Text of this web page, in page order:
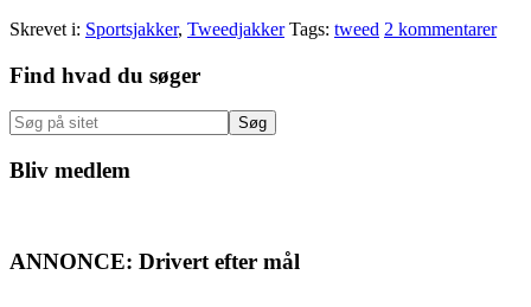
Skrevet i: Sportsjakker, Tweedjakker Tags: tweed 2 kommentarer
Primær
Sidebar
Find hvad du søger
Søg
på
sitet
Bliv medlem
ANNONCE: Drivert efter mål